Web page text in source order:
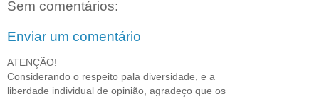
Sem comentários:
Enviar um comentário
ATENÇÃO!
Considerando o respeito pala diversidade, e a
liberdade individual de opinião, agradeço que os